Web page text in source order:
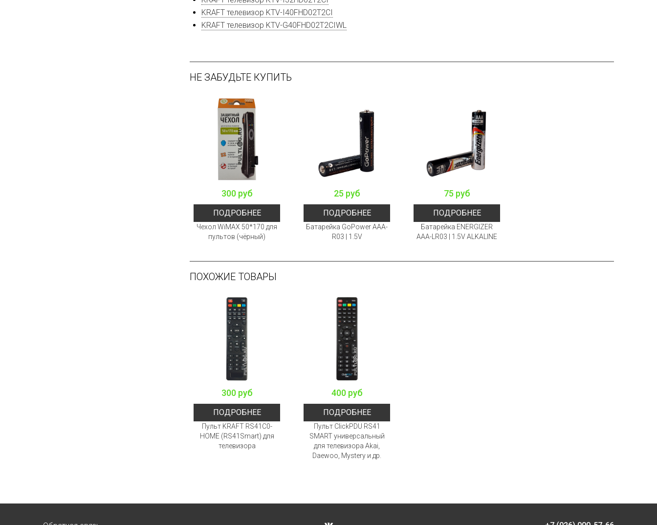
KRAFT телевизор KTV-I40FHD02T2CI
KRAFT телевизор KTV-G40FHD02T2CIWL
НЕ ЗАБУДЬТЕ КУПИТЬ
300 руб
ПОДРОБНЕЕ
Чехол WiMAX 50*170 для
пультов (чёрный)
25 руб
ПОДРОБНЕЕ
Батарейка GoPower AAA-
R03 | 1.5V
75 руб
ПОДРОБНЕЕ
Батарейка ENERGIZER
AAA-LR03 | 1.5V ALKALINE
ПОХОЖИЕ ТОВАРЫ
300 руб
ПОДРОБНЕЕ
Пульт KRAFT RS41C0-
HOME (RS41Smart) для
телевизора
400 руб
ПОДРОБНЕЕ
Пульт ClickPDU RS41
SMART универсальный
для телевизора Akai,
Daewoo, Mystery и др.